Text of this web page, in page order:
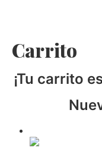
Carrito
¡Tu carrito